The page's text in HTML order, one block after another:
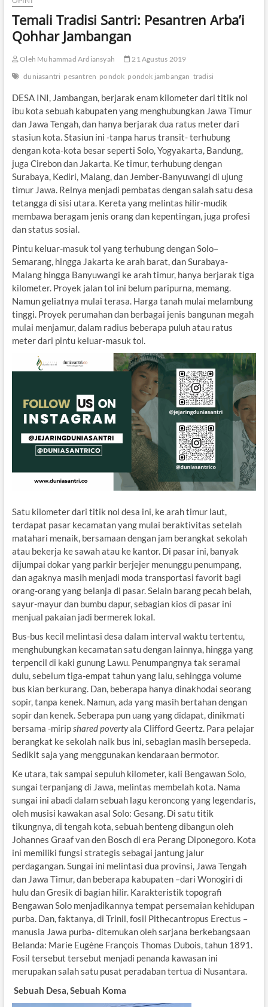
Temali Tradisi Santri: Pesantren Arba’i
Qohhar Jambangan
Oleh Muhammad Ardiansyah
21 Agustus 2019
duniasantri pesantren pondok pondok jambangan tradisi
DESA INI, Jambangan, berjarak enam kilometer dari titik nol
ibu kota sebuah kabupaten yang menghubungkan Jawa Timur
dan Jawa Tengah, dan hanya berjarak dua ratus meter dari
stasiun kota. Stasiun ini -tanpa harus transit- terhubung
dengan kota-kota besar seperti Solo, Yogyakarta, Bandung,
juga Cirebon dan Jakarta. Ke timur, terhubung dengan
Surabaya, Kediri, Malang, dan Jember-Banyuwangi di ujung
timur Jawa. Relnya menjadi pembatas dengan salah satu desa
tetangga di sisi utara. Kereta yang melintas hilir-mudik
membawa beragam jenis orang dan kepentingan, juga profesi
dan status sosial.
Pintu keluar-masuk tol yang terhubung dengan Solo–
Semarang, hingga Jakarta ke arah barat, dan Surabaya-
Malang hingga Banyuwangi ke arah timur, hanya berjarak tiga
kilometer. Proyek jalan tol ini belum paripurna, memang.
Namun geliatnya mulai terasa. Harga tanah mulai melambung
tinggi. Proyek perumahan dan berbagai jenis bangunan megah
mulai menjamur, dalam radius beberapa puluh atau ratus
meter dari pintu keluar-masuk tol.
Satu kilometer dari titik nol desa ini, ke arah timur laut,
terdapat pasar kecamatan yang mulai beraktivitas setelah
matahari menaik, bersamaan dengan jam berangkat sekolah
atau bekerja ke sawah atau ke kantor. Di pasar ini, banyak
dijumpai dokar yang parkir berjejer menunggu penumpang,
dan agaknya masih menjadi moda transportasi favorit bagi
orang-orang yang belanja di pasar. Selain barang pecah belah,
sayur-mayur dan bumbu dapur, sebagian kios di pasar ini
menjual pakaian jadi bermerek lokal.
Bus-bus kecil melintasi desa dalam interval waktu tertentu,
menghubungkan kecamatan satu dengan lainnya, hingga yang
terpencil di kaki gunung Lawu. Penumpangnya tak seramai
dulu, sebelum tiga-empat tahun yang lalu, sehingga volume
bus kian berkurang. Dan, beberapa hanya dinakhodai seorang
sopir, tanpa kenek. Namun, ada yang masih bertahan dengan
sopir dan kenek. Seberapa pun uang yang didapat, dinikmati
bersama -miripshared povertyala Clifford Geertz. Para pelajar
berangkat ke sekolah naik bus ini, sebagian masih bersepeda.
Sedikit saja yang menggunakan kendaraan bermotor.
Ke utara, tak sampai sepuluh kilometer, kali Bengawan Solo,
sungai terpanjang di Jawa, melintas membelah kota. Nama
sungai ini abadi dalam sebuah lagu keroncong yang legendaris,
oleh musisi kawakan asal Solo: Gesang. Di satu titik
tikungnya, di tengah kota, sebuah benteng dibangun oleh
Johannes Graaf van den Bosch di era Perang Diponegoro. Kota
ini memiliki fungsi strategis sebagai jantung jalur
perdagangan. Sungai ini melintasi dua provinsi, Jawa Tengah
dan Jawa Timur, dan beberapa kabupaten –dari Wonogiri di
hulu dan Gresik di bagian hilir. Karakteristik topografi
Bengawan Solo menjadikannya tempat persemaian kehidupan
purba. Dan, faktanya, di Trinil, fosil Pithecantropus Erectus –
manusia Jawa purba- ditemukan oleh sarjana berkebangsaan
Belanda: Marie Eugène François Thomas Dubois, tahun 1891.
Fosil tersebut tersebut menjadi penanda kawasan ini
merupakan salah satu pusat peradaban tertua di Nusantara.
Sebuah Desa, Sebuah Koma